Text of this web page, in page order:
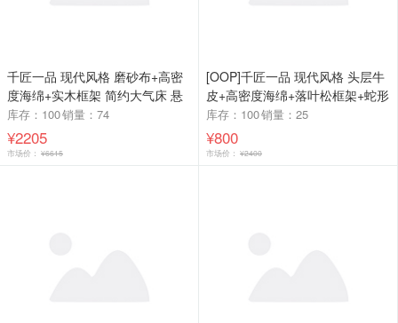
千匠一品 现代风格 磨砂布+高密
度海绵+实木框架 简约大气床 悬
浮床B41床-X
库存：100销量：74
¥2205
市场价： ¥6615
[OOP]千匠一品 现代风格 头层牛
皮+高密度海绵+落叶松框架+蛇形
弹簧+稳固铁架+品质电机 时尚大
气沙发QT-C9332-J
库存：100销量：25
¥800
市场价： ¥2400